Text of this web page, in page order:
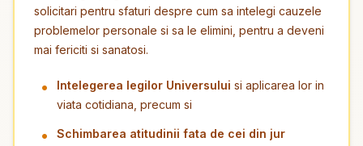
solicitari pentru sfaturi despre cum sa intelegi cauzele
problemelor personale si sa le elimini, pentru a deveni
mai fericiti si sanatosi.
Intelegerea legilor Universului si aplicarea lor in
viata cotidiana, precum si
Schimbarea atitudinii fata de cei din jur